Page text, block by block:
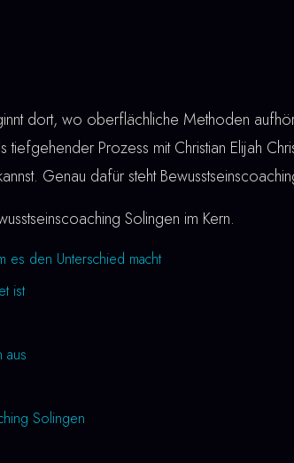
dort, wo oberflächliche Methoden
Prozess mit Christian Elijah
Genau dafür steht
Solingen im Kern.
es den Unterschied macht
ist
aus
Solingen